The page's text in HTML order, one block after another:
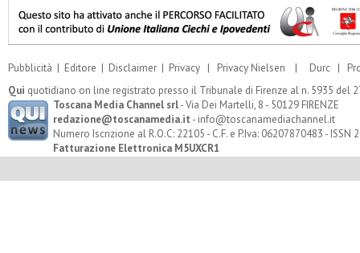
Pubblicità | Editore | Disclaimer | Privacy | Privacy Nielsen | Durc |
Qui quotidiano on line registrato presso il Tribunale di Firenze al n. 5935 del
Toscana Media Channel srl- Via Dei Martelli, 8 - 50129 FIRENZE
redazione@toscanamedia.it - info@toscanamediachannel.it
Numero Iscrizione al R.O.C: 22105 - C.F. e P.Iva: 06207870483 - ISSN
Fatturazione Elettronica M5UXCR1